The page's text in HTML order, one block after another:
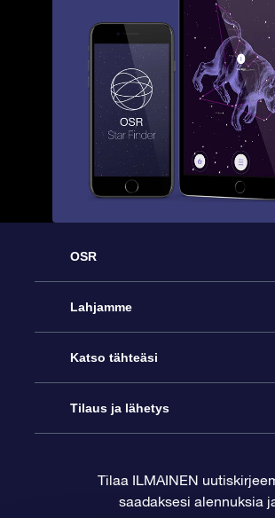
OSR
Palvelu
Ota meihin yhteyttä
Blogi
Arvostelut
Lahjamme
Online Star -lahja
OSR-lahjapakkaus
OSR-lahjakortti
Katso tähteäsi
Star Register
Henkilökohtainen Tähtisivu
Tilaus ja lähetys
Maksutiedot
Tilaa ILMAINEN
saadaksesi alennuksia